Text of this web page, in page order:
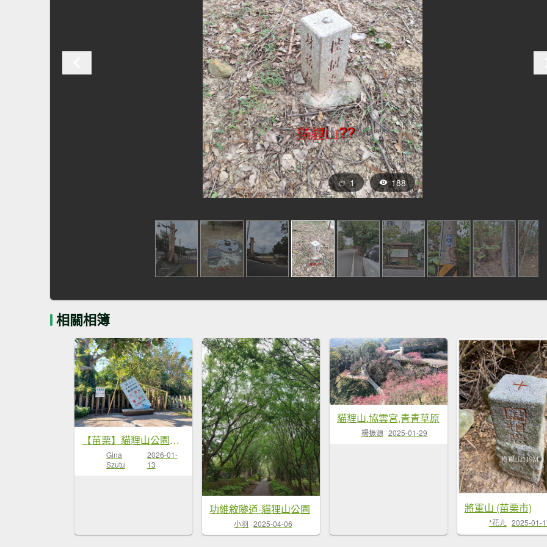
1 188
相關相簿
【苗栗】貓貍山公園功維敘隧道
Gina
Szutu
2026-01-
13
功維敘隧道-貓狸山公園
小羽 2025-04-06
貓貍山.協雲宮,青青草原
楊振源 2025-01-29
將軍山 (苗栗市)
*花ㄦ 2025-01-